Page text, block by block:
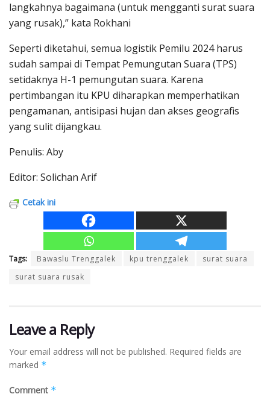
langkahnya bagaimana (untuk mengganti surat suara
yang rusak),” kata Rokhani
Seperti diketahui, semua logistik Pemilu 2024 harus
sudah sampai di Tempat Pemungutan Suara (TPS)
setidaknya H-1 pemungutan suara. Karena
pertimbangan itu KPU diharapkan memperhatikan
pengamanan, antisipasi hujan dan akses geografis
yang sulit dijangkau.
Penulis: Aby
Editor: Solichan Arif
Cetak ini
Tags: Bawaslu Trenggalek kpu trenggalek
surat suara
surat suara rusak
Leave a Reply
Your email address will not be published. Required fields are
marked *
Comment *